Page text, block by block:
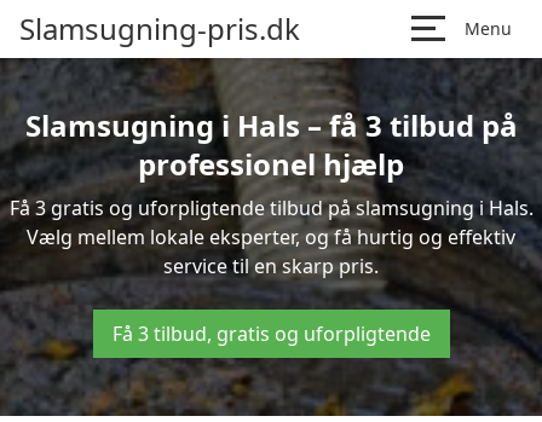
Slamsugning-pris.dk Menu
Slamsugning i Hals – få 3 tilbud på
professionel hjælp
Få 3 gratis og uforpligtende tilbud på slamsugning i Hals.
Vælg mellem lokale eksperter, og få hurtig og effektiv
service til en skarp pris.
Få 3 tilbud, gratis og uforpligtende